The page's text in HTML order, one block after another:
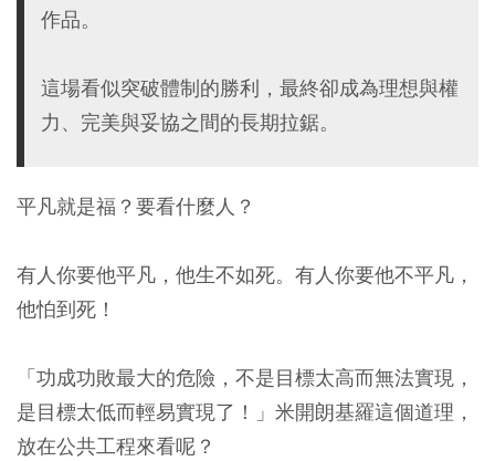
作品。
這場看似突破體制的勝利，最終卻成為理想與權
力、完美與妥協之間的長期拉鋸。
平凡就是福？要看什麼人？
有人你要他平凡，他生不如死。有人你要他不平凡，
他怕到死！
「功成功敗最大的危險，不是目標太高而無法實現，
是目標太低而輕易實現了！」米開朗基羅這個道理，
放在公共工程來看呢？